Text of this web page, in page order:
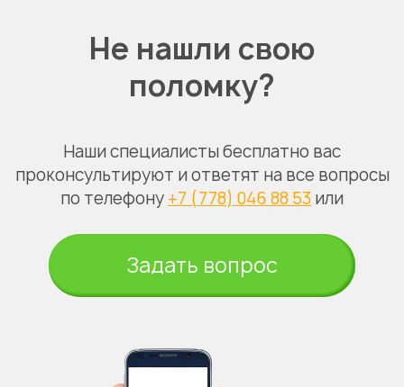
Не нашли свою
поломку?
Наши специалисты бесплатно вас
проконсультируют и ответят на все вопросы
по телефону +7 (778) 046 88 53 или
Задать вопрос